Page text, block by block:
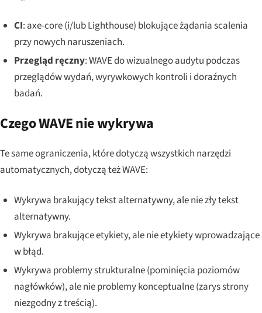
CI: axe-core (i/lub Lighthouse) blokujące żądania scalenia
przy nowych naruszeniach.
Przegląd ręczny: WAVE do wizualnego audytu podczas
przeglądów wydań, wyrywkowych kontroli i doraźnych
badań.
Czego WAVE nie wykrywa
Te same ograniczenia, które dotyczą wszystkich narzędzi
automatycznych, dotyczą też WAVE:
Wykrywa brakujący tekst alternatywny, ale nie zły tekst
alternatywny.
Wykrywa brakujące etykiety, ale nie etykiety wprowadzające
w błąd.
Wykrywa problemy strukturalne (pominięcia poziomów
nagłówków), ale nie problemy konceptualne (zarys strony
niezgodny z treścią).